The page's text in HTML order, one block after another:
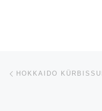
HOKKAIDO